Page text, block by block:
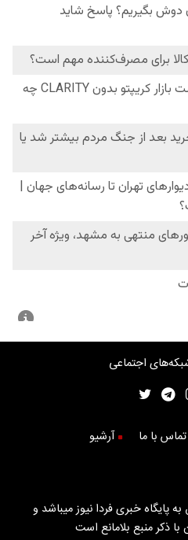
اجتماعی
تماس با ما آرشیو
پایگاه خبری فردا نیوز میباشد و
ذکر منبع بلامانع است